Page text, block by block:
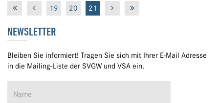
19 20 21
NEWSLETTER
Bleiben Sie informiert! Tragen Sie sich mit Ihrer E-Mail Adresse
in die Mailing-Liste der SVGW und VSA ein.